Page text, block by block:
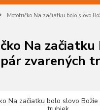
Mototričko Na začiatku bolo slovo
Na začiatku
zvarených